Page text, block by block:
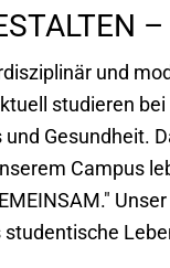
und
studieren
Gesundheit.
Campus